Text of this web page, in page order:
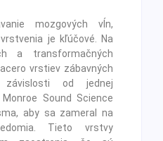
mozgových vĺn,
je kľúčové. Na
a transformačných
vrstiev zábavných
závislosti od jednej
Sound Science
aby sa zameral na
Tieto vrstvy